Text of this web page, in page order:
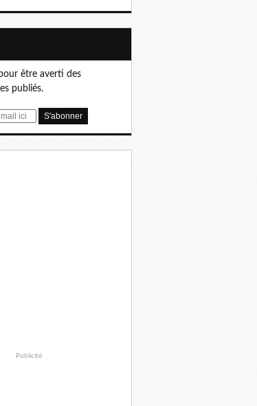
être averti des
publiés.
Publicité